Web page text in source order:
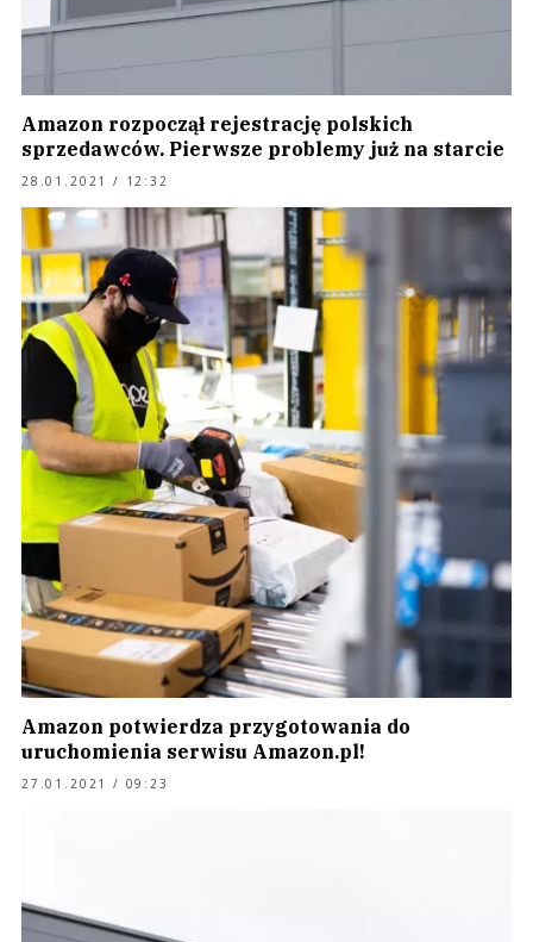
Amazon rozpoczął rejestrację polskich
sprzedawców. Pierwsze problemy już na starcie
28.01.2021 / 12:32
Amazon potwierdza przygotowania do
uruchomienia serwisu Amazon.pl!
27.01.2021 / 09:23